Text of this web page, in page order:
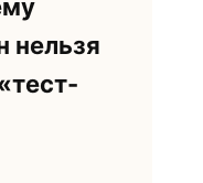
нельзя